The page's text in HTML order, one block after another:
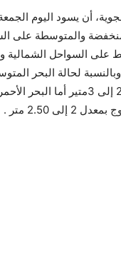
والمتوسطة على
على السواحل الشمالية
لحالة البحر
وارتفاع الموج بمعدل 2.50
2.50 متر .